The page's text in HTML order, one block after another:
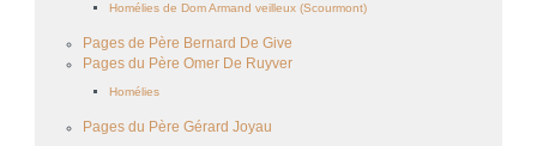
Homélies de Dom Armand veilleux (Scourmont)
Pages de Père Bernard De Give
Pages du Père Omer De Ruyver
Homélies
Pages du Père Gérard Joyau